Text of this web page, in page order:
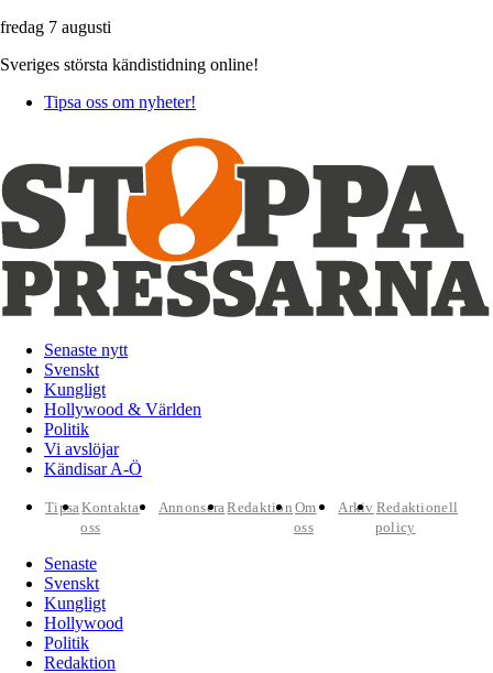
fredag 7 augusti
Sveriges största kändistidning online!
Tipsa oss om nyheter!
Senaste nytt
Svenskt
Kungligt
Hollywood & Världen
Politik
Vi avslöjar
Kändisar A-Ö
TipsaKontakta
oss
AnnonseraRedaktion Om
oss
Arkiv Redaktionell
policy
Senaste
Svenskt
Kungligt
Hollywood
Politik
Redaktion